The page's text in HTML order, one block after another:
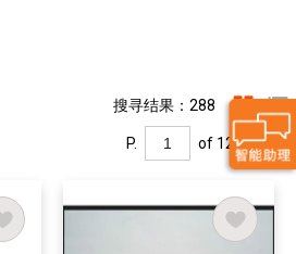
搜寻结果：288
P. of 12